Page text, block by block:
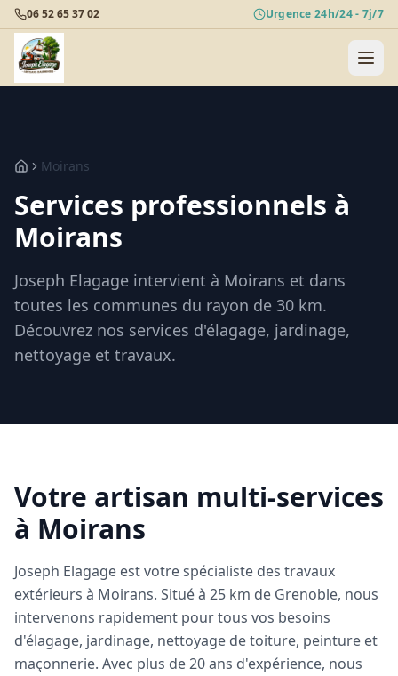
06 52 65 37 02 Urgence 24h/24 - 7j/7
Moirans
Services professionnels à
Moirans
Joseph Elagage intervient à Moirans et dans
toutes les communes du rayon de 30 km.
Découvrez nos services d'élagage, jardinage,
nettoyage et travaux.
Votre artisan multi-services
à Moirans
Joseph Elagage est votre spécialiste des travaux
extérieurs à Moirans. Situé à 25 km de Grenoble, nous
intervenons rapidement pour tous vos besoins
d'élagage, jardinage, nettoyage de toiture, peinture et
maçonnerie. Avec plus de 20 ans d'expérience, nous